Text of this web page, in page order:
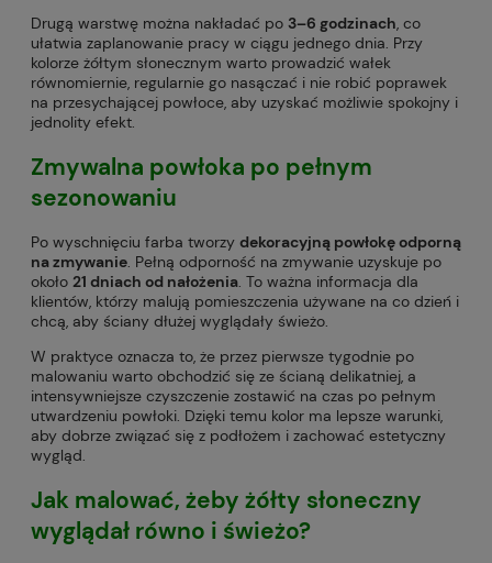
Drugą warstwę można nakładać po 3–6 godzinach, co
ułatwia zaplanowanie pracy w ciągu jednego dnia. Przy
kolorze żółtym słonecznym warto prowadzić wałek
równomiernie, regularnie go nasączać i nie robić poprawek
na przesychającej powłoce, aby uzyskać możliwie spokojny i
jednolity efekt.
Zmywalna powłoka po pełnym
sezonowaniu
Po wyschnięciu farba tworzy dekoracyjną powłokę odporną
na zmywanie. Pełną odporność na zmywanie uzyskuje po
około 21 dniach od nałożenia. To ważna informacja dla
klientów, którzy malują pomieszczenia używane na co dzień i
chcą, aby ściany dłużej wyglądały świeżo.
W praktyce oznacza to, że przez pierwsze tygodnie po
malowaniu warto obchodzić się ze ścianą delikatniej, a
intensywniejsze czyszczenie zostawić na czas po pełnym
utwardzeniu powłoki. Dzięki temu kolor ma lepsze warunki,
aby dobrze związać się z podłożem i zachować estetyczny
wygląd.
Jak malować, żeby żółty słoneczny
wyglądał równo i świeżo?